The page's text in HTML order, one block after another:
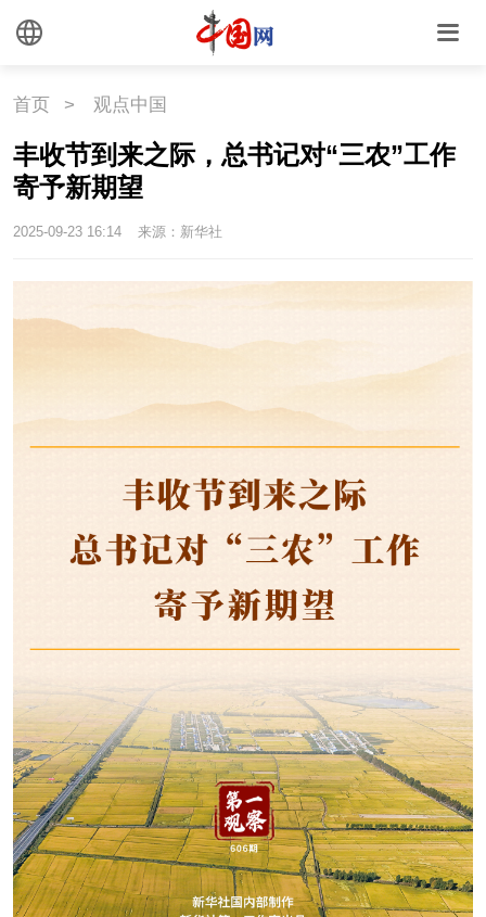
首页 > 观点中国
丰收节到来之际，总书记对“三农”工作
寄予新期望
2025-09-23 16:14 来源：新华社